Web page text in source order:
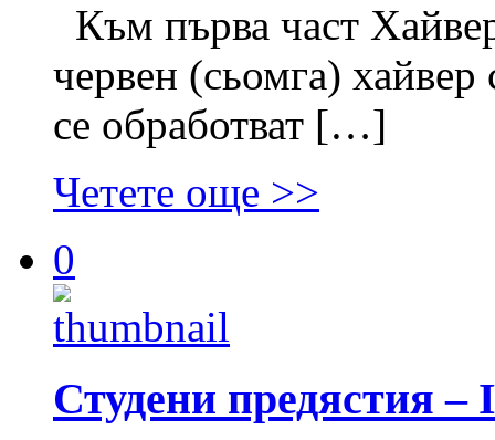
Към първа част
червен (сьомга) хайвер
се обработват […]
Четете още >>
0
Студени предястия –